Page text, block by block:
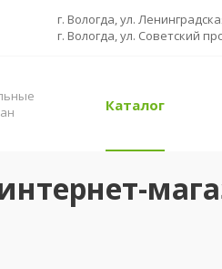
г. Вологда, ул.
г. Вологда, ул. Советский
Каталог